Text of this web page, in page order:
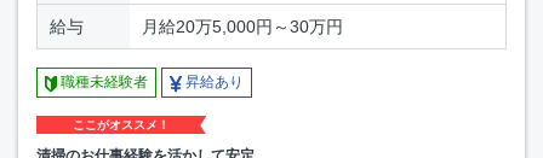
給与 月給20万5,000円～30万円
職種未経験者 昇給あり
ここがオススメ！